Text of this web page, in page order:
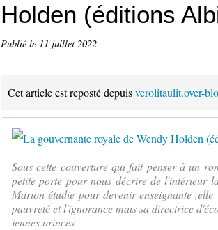
Holden (éditions
Publié le 11 juillet 2022
Cet article est reposté depuisverolitaulit.over-
Sous cette couverture qui fait penser à un
petite porte pour nous décrire de l'intérieur
Marion étudie pour devenir enseignante
pauvreté et l'ignorance mais sa directrice
jeunes princes